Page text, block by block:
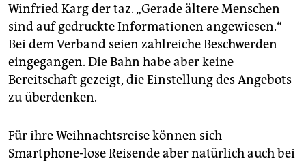
Winfried Karg der taz. „Gerade ältere Menschen
sind auf gedruckte Informationen angewiesen.“
Bei dem Verband seien zahlreiche Beschwerden
eingegangen. Die Bahn habe aber keine
Bereitschaft gezeigt, die Einstellung des Angebots
zu überdenken.
Für ihre Weihnachtsreise können sich
Smartphone-lose Reisende aber natürlich auch bei